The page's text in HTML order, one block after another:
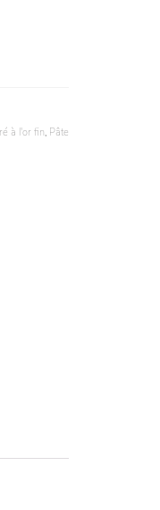
à l'or fin, Pâte